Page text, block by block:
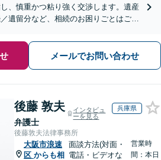
、慎重かつ粘り強く交渉します。遺産
遺留分など、相続のお困りごとはご相
メールでお問い合わせ
後藤 敦夫
弁護士
インタビュ
ーを見る
兵庫県
後藤敦夫法律事務所
大阪市浪速
区 からも相
面談方法(対面・
電話・ビデオな
営業時
間：本日